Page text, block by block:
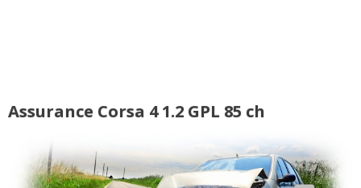
Assurance Corsa 4 1.2 GPL 85 ch